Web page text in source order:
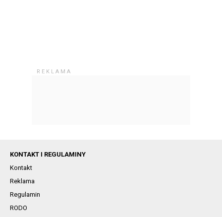
KONTAKT I REGULAMINY
Kontakt
Reklama
Regulamin
RODO